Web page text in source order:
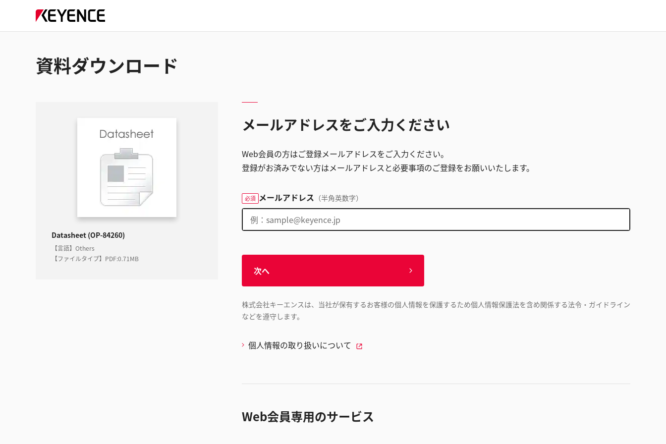
資料ダウンロード
Datasheet (OP-84260)
【言語】Others
【ファイルタイプ】PDF:0.71MB
メールアドレスをご入力ください
Web会員の方はご登録メールアドレスをご入力ください。
登録がお済みでない方はメールアドレスと必要事項のご登録をお願いいたします。
必須 メールアドレス （半角英数字）
次へ
株式会社キーエンスは、当社が保有するお客様の個人情報を保護するため個人情報保護法を含め関係する法令・ガイドライン
などを遵守します。
個人情報の取り扱いについて
Web会員専用のサービス